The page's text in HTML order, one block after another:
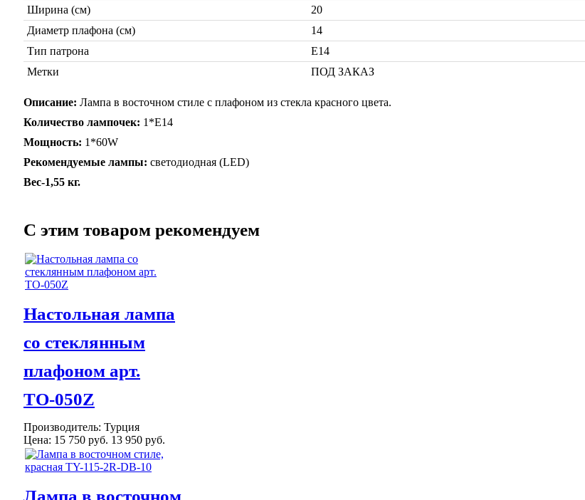
Ширина (см)
20
Диаметр плафона (см)
14
Тип патрона
Е14
Метки
ПОД ЗАКАЗ
Описание: Лампа в восточном стиле с плафоном из стекла красного цвета.
Количество лампочек: 1*Е14
Мощность: 1*60W
Рекомендуемые лампы: светодиодная (LED)
Вес-1,55 кг.
C этим товаром рекомендуем
Настольная лампа
со стеклянным
плафоном арт.
ТО-050Z
Производитель: Турция
Цена: 15 750 руб. 13 950 руб.
Лампа в восточном